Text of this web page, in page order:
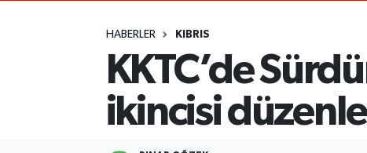
HABERLER KIBRIS
KKTC’de
ikincisi